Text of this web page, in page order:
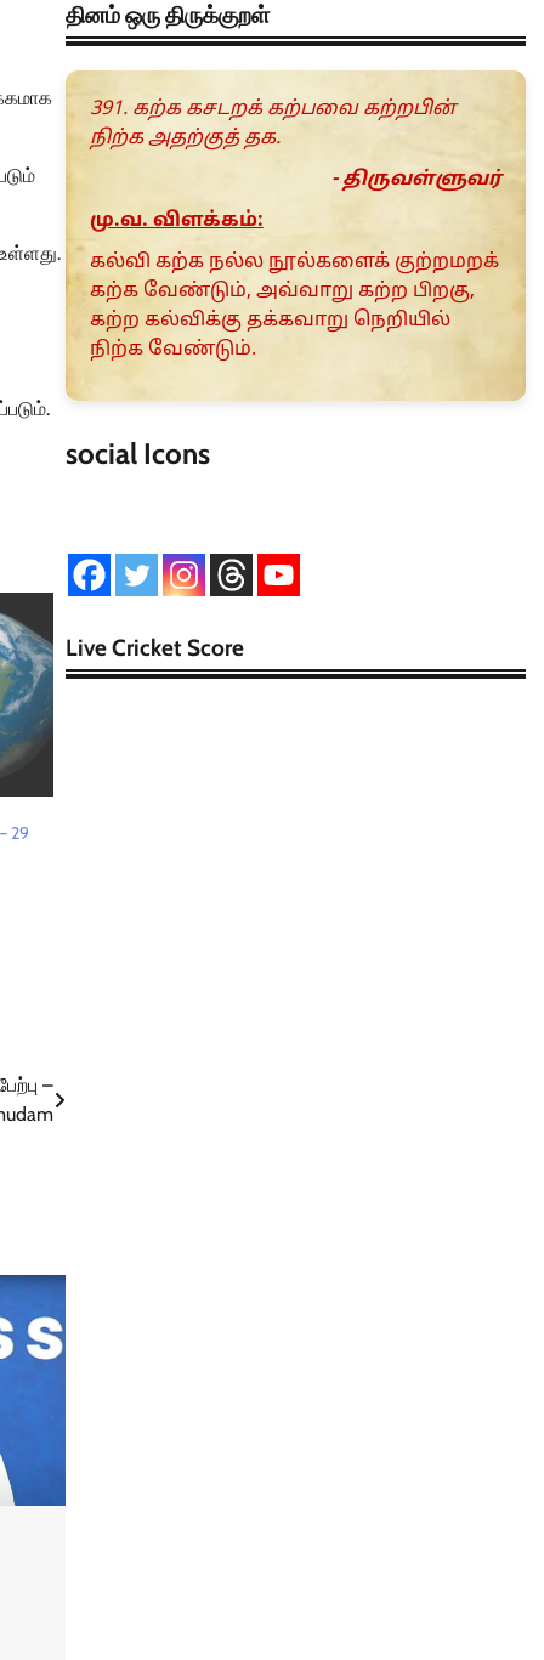
29
–
தினம் ஒரு திருக்குறள்
391. கற்க கசடறக் கற்பவை கற்றபின்
நிற்க அதற்குத் தக.
- திருவள்ளுவர்
மு.வ. விளக்கம்:
கல்வி கற்க நல்ல நூல்களைக் குற்றமறக்
கற்க வேண்டும், அவ்வாறு கற்ற பிறகு,
கற்ற கல்விக்கு தக்கவாறு நெறியில்
நிற்க வேண்டும்.
social Icons
Live Cricket Score